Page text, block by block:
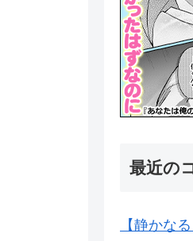
最近の
【静かな